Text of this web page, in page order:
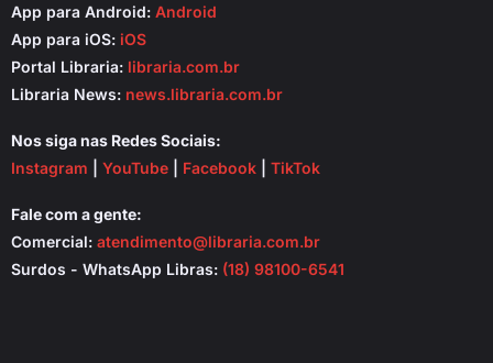
App para Android: Android
App para iOS: iOS
Portal Libraria: libraria.com.br
Libraria News: news.libraria.com.br
Nos siga nas Redes Sociais:
Instagram
YouTube Facebook TikTok
Fale com a gente:
Comercial: atendimento@libraria.com.br
Surdos - WhatsApp Libras: (18) 98100-6541